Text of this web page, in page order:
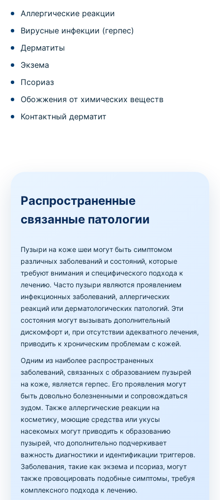
Аллергические реакции
Вирусные инфекции (герпес)
Дерматиты
Экзема
Псориаз
Обожжения от химических веществ
Контактный дерматит
Распространенные
связанные патологии
Пузыри на коже шеи могут быть симптомом
различных заболеваний и состояний, которые
требуют внимания и специфического подхода к
лечению. Часто пузыри являются проявлением
инфекционных заболеваний, аллергических
реакций или дерматологических патологий. Эти
состояния могут вызывать дополнительный
дискомфорт и, при отсутствии адекватного лечения,
приводить к хроническим проблемам с кожей.
Одним из наиболее распространенных
заболеваний, связанных с образованием пузырей
на коже, является герпес. Его проявления могут
быть довольно болезненными и сопровождаться
зудом. Также аллергические реакции на
косметику, моющие средства или укусы
насекомых могут приводить к образованию
пузырей, что дополнительно подчеркивает
важность диагностики и идентификации триггеров.
Заболевания, такие как экзема и псориаз, могут
также провоцировать подобные симптомы, требуя
комплексного подхода к лечению.